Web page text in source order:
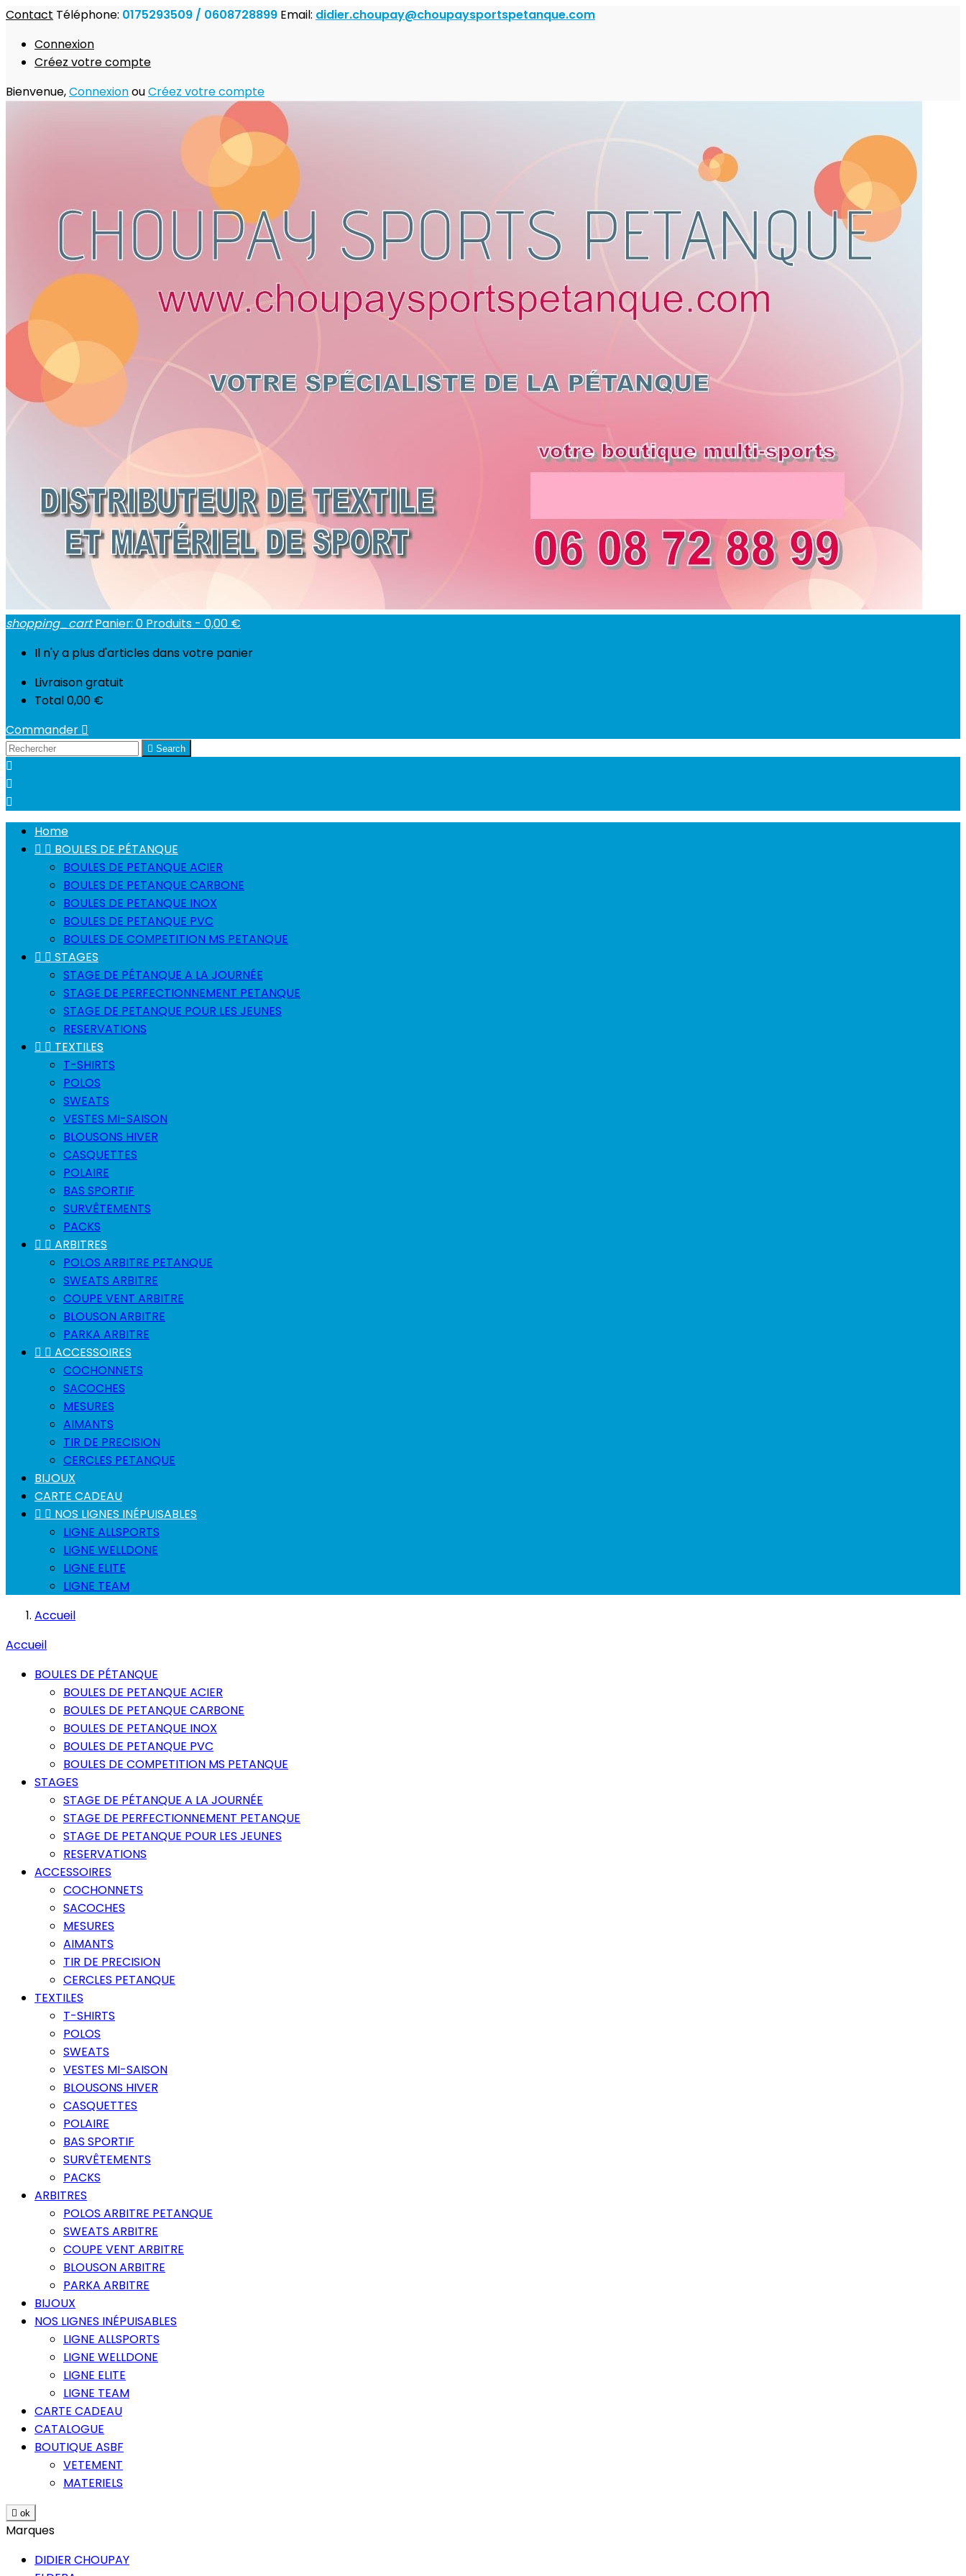
Contact Téléphone: 0175293509 / 0608728899 Email: didier.choupay@choupaysportspetanque.com
Connexion
Créez votre compte
Bienvenue,ConnexionouCréez votre compte
shopping_cart Panier: 0 Produits - 0,00 €
Il n'y a plus d'articles dans votre panier
Livraisongratuit
Total0,00 €
Commander 
 Search



Home
  BOULES DE PÉTANQUE
BOULES DE PETANQUE ACIER
BOULES DE PETANQUE CARBONE
BOULES DE PETANQUE INOX
BOULES DE PETANQUE PVC
BOULES DE COMPETITION MS PETANQUE
  STAGES
STAGE DE PÉTANQUE A LA JOURNÉE
STAGE DE PERFECTIONNEMENT PETANQUE
STAGE DE PETANQUE POUR LES JEUNES
RESERVATIONS
  TEXTILES
T-SHIRTS
POLOS
SWEATS
VESTES MI-SAISON
BLOUSONS HIVER
CASQUETTES
POLAIRE
BAS SPORTIF
SURVÊTEMENTS
PACKS
  ARBITRES
POLOS ARBITRE PETANQUE
SWEATS ARBITRE
COUPE VENT ARBITRE
BLOUSON ARBITRE
PARKA ARBITRE
  ACCESSOIRES
COCHONNETS
SACOCHES
MESURES
AIMANTS
TIR DE PRECISION
CERCLES PETANQUE
BIJOUX
CARTE CADEAU
  NOS LIGNES INÉPUISABLES
LIGNE ALLSPORTS
LIGNE WELLDONE
LIGNE ELITE
LIGNE TEAM
Accueil
Accueil
BOULES DE PÉTANQUE
BOULES DE PETANQUE ACIER
BOULES DE PETANQUE CARBONE
BOULES DE PETANQUE INOX
BOULES DE PETANQUE PVC
BOULES DE COMPETITION MS PETANQUE
STAGES
STAGE DE PÉTANQUE A LA JOURNÉE
STAGE DE PERFECTIONNEMENT PETANQUE
STAGE DE PETANQUE POUR LES JEUNES
RESERVATIONS
ACCESSOIRES
COCHONNETS
SACOCHES
MESURES
AIMANTS
TIR DE PRECISION
CERCLES PETANQUE
TEXTILES
T-SHIRTS
POLOS
SWEATS
VESTES MI-SAISON
BLOUSONS HIVER
CASQUETTES
POLAIRE
BAS SPORTIF
SURVÊTEMENTS
PACKS
ARBITRES
POLOS ARBITRE PETANQUE
SWEATS ARBITRE
COUPE VENT ARBITRE
BLOUSON ARBITRE
PARKA ARBITRE
BIJOUX
NOS LIGNES INÉPUISABLES
LIGNE ALLSPORTS
LIGNE WELLDONE
LIGNE ELITE
LIGNE TEAM
CARTE CADEAU
CATALOGUE
BOUTIQUE ASBF
VETEMENT
MATERIELS
 ok
Marques
DIDIER CHOUPAY